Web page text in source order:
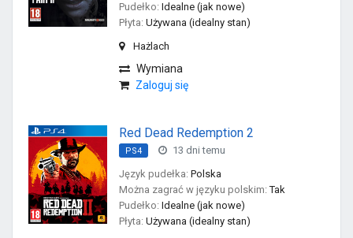
Pudełko: Idealne (jak nowe)
Płyta: Używana (idealny stan)
Hażlach
Wymiana
Zaloguj się
Red Dead Redemption 2
PS4
13 dni temu
Język pudełka: Polska
Można zagrać w języku polskim: Tak
Pudełko: Idealne (jak nowe)
Płyta: Używana (idealny stan)